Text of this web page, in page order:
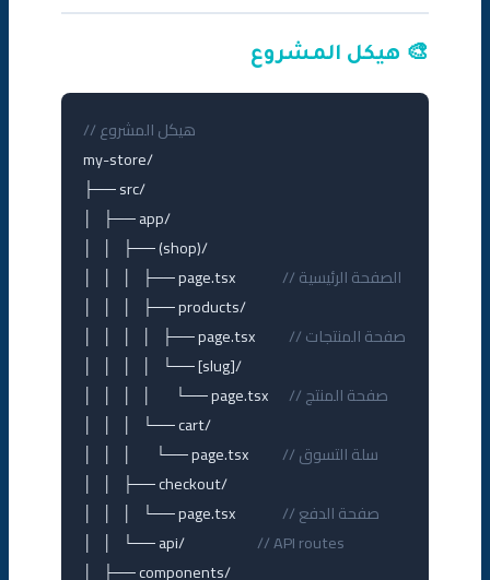
🎨 هيكل المشروع
// هيكل المشروع
my-store/
├── src/
│   ├── app/
│   │   ├── (shop)/
│   │   │   ├── page.tsx
// الصفحة الرئيسية
│   │   │   ├── products/
│   │   │   │   ├── page.tsx
// صفحة المنتجات
│   │   │   │   └── [slug]/
│   │   │   │       └── page.tsx
// صفحة المنتج
│   │   │   └── cart/
│   │   │       └── page.tsx
// سلة التسوق
│   │   ├── checkout/
│   │   │   └── page.tsx
// صفحة الدفع
│   │   └── api/ // API routes
│   ├── components/